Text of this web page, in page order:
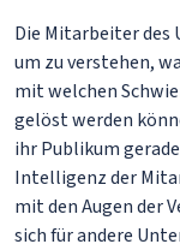
Die Mitarbeiter des
um zu verstehen,
mit welchen
gelöst werden
ihr Publikum
Intelligenz der
mit den Augen der
sich für andere